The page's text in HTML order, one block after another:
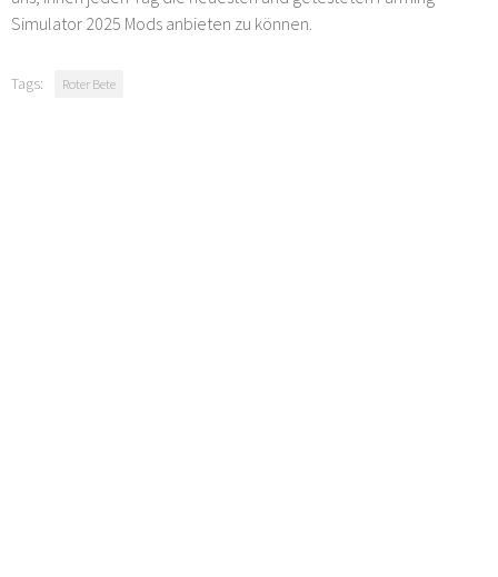
Simulator 2025 Mods anbieten zu können.
Tags: Roter Bete